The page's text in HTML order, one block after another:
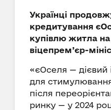
Українці
кредитування
купівлю житла
віцепрем’єр-
«єОселя — дієвий
для
після
ринку — у 2024